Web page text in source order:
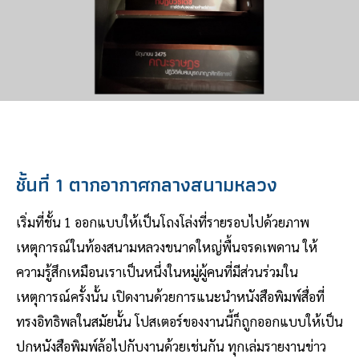
ชั้นที่ 1 ตากอากาศกลางสนามหลวง
เริ่มที่ชั้น 1 ออกแบบให้เป็นโถงโล่งที่รายรอบไปด้วยภาพ
เหตุการณ์ในท้องสนามหลวงขนาดใหญ่พื้นจรดเพดาน ให้
ความรู้สึกเหมือนเราเป็นหนึ่งในหมู่ผู้คนที่มีส่วนร่วมใน
เหตุการณ์ครั้งนั้น เปิดงานด้วยการแนะนำหนังสือพิมพ์สื่อที่
ทรงอิทธิพลในสมัยนั้น โปสเตอร์ของงานนี้ก็ถูกออกแบบให้เป็น
ปกหนังสือพิมพ์ล้อไปกับงานด้วยเช่นกัน ทุกเล่มรายงานข่าว